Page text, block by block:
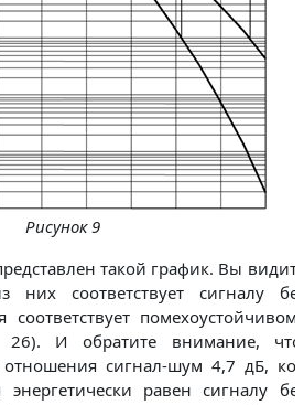
Рисунок 9
такой график. Вы
соответствует сигналу
26). И обратите внимание,
сигнал-шум 4,7 дБ,
энергетически равен сигналу